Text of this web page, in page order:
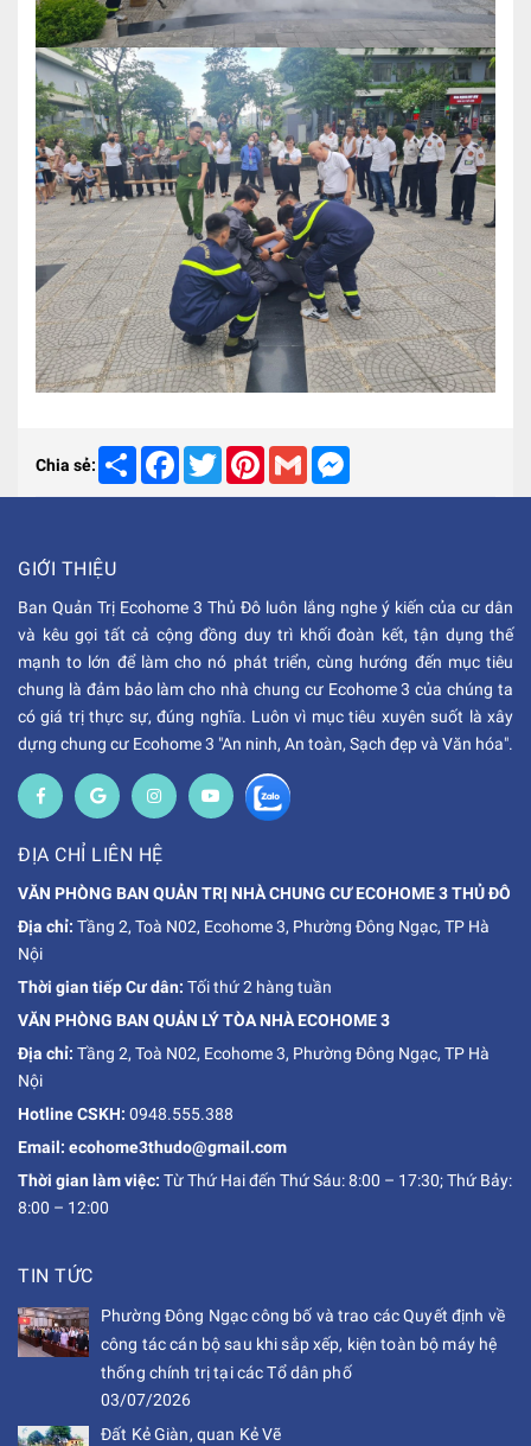
Chia sẻ: Share Facebook
TwitterPinterestGmail
GIỚI THIỆU
Ban Quản Trị Ecohome 3 Thủ Đô luôn lắng nghe ý kiến của cư dân
và kêu gọi tất cả cộng đồng duy trì khối đoàn kết, tận dụng thế
mạnh to lớn để làm cho nó phát triển, cùng hướng đến mục tiêu
chung là đảm bảo làm cho nhà chung cư Ecohome 3 của chúng ta
có giá trị thực sự, đúng nghĩa. Luôn vì mục tiêu xuyên suốt là xây
dựng chung cư Ecohome 3 "An ninh, An toàn, Sạch đẹp và Văn hóa".
ĐỊA CHỈ LIÊN HỆ
VĂN PHÒNG BAN QUẢN TRỊ NHÀ CHUNG CƯ ECOHOME 3 THỦ ĐÔ
Địa chỉ: Tầng 2, Toà N02, Ecohome 3, Phường Đông Ngạc, TP Hà
Nội
Thời gian tiếp Cư dân: Tối thứ 2 hàng tuần
VĂN PHÒNG BAN QUẢN LÝ TÒA NHÀ ECOHOME 3
Địa chỉ: Tầng 2, Toà N02, Ecohome 3, Phường Đông Ngạc, TP Hà
Nội
Hotline CSKH: 0948.555.388
Email: ecohome3thudo@gmail.com
Thời gian làm việc: Từ Thứ Hai đến Thứ Sáu: 8:00 – 17:30; Thứ Bảy:
8:00 – 12:00
TIN TỨC
Phường Đông Ngạc công bố và trao các Quyết định về
công tác cán bộ sau khi sắp xếp, kiện toàn bộ máy hệ
thống chính trị tại các Tổ dân phố
03/07/2026
Đất Kẻ Giàn, quan Kẻ Vẽ